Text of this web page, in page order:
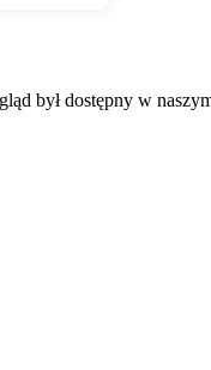
był dostępny w